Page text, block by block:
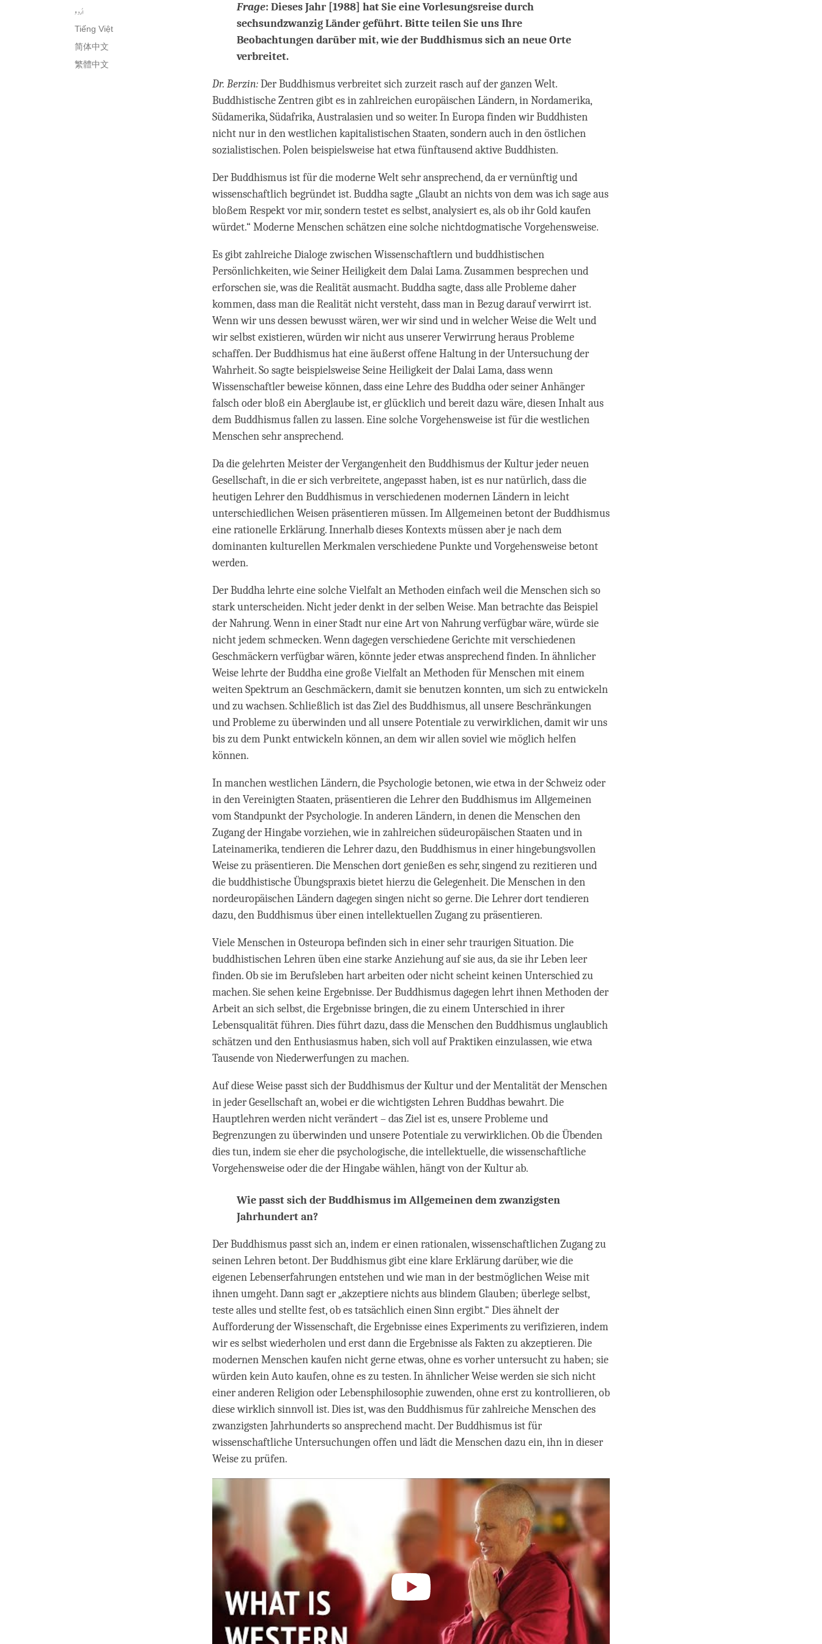
اُردو
Tiếng Việt
简体中文
繁體中文
Frage: Dieses Jahr [1988] hat Sie eine Vorlesungsreise durch
sechsundzwanzig Länder geführt. Bitte teilen Sie uns Ihre
Beobachtungen darüber mit, wie der Buddhismus sich an neue Orte
verbreitet.
Dr. Berzin:Der Buddhismus verbreitet sich zurzeit rasch auf der ganzen Welt.
Buddhistische Zentren gibt es in zahlreichen europäischen Ländern, in Nordamerika,
Südamerika, Südafrika, Australasien und so weiter. In Europa finden wir Buddhisten
nicht nur in den westlichen kapitalistischen Staaten, sondern auch in den östlichen
sozialistischen. Polen beispielsweise hat etwa fünftausend aktive Buddhisten.
Der Buddhismus ist für die moderne Welt sehr ansprechend, da er vernünftig und
wissenschaftlich begründet ist. Buddha sagte „Glaubt an nichts von dem was ich sage aus
bloßem Respekt vor mir, sondern testet es selbst, analysiert es, als ob ihr Gold kaufen
würdet.“ Moderne Menschen schätzen eine solche nichtdogmatische Vorgehensweise.
Es gibt zahlreiche Dialoge zwischen Wissenschaftlern und buddhistischen
Persönlichkeiten, wie Seiner Heiligkeit dem Dalai Lama. Zusammen besprechen und
erforschen sie, was die Realität ausmacht. Buddha sagte, dass alle Probleme daher
kommen, dass man die Realität nicht versteht, dass man in Bezug darauf verwirrt ist.
Wenn wir uns dessen bewusst wären, wer wir sind und in welcher Weise die Welt und
wir selbst existieren, würden wir nicht aus unserer Verwirrung heraus Probleme
schaffen. Der Buddhismus hat eine äußerst offene Haltung in der Untersuchung der
Wahrheit. So sagte beispielsweise Seine Heiligkeit der Dalai Lama, dass wenn
Wissenschaftler beweise können, dass eine Lehre des Buddha oder seiner Anhänger
falsch oder bloß ein Aberglaube ist, er glücklich und bereit dazu wäre, diesen Inhalt aus
dem Buddhismus fallen zu lassen. Eine solche Vorgehensweise ist für die westlichen
Menschen sehr ansprechend.
Da die gelehrten Meister der Vergangenheit den Buddhismus der Kultur jeder neuen
Gesellschaft, in die er sich verbreitete, angepasst haben, ist es nur natürlich, dass die
heutigen Lehrer den Buddhismus in verschiedenen modernen Ländern in leicht
unterschiedlichen Weisen präsentieren müssen. Im Allgemeinen betont der Buddhismus
eine rationelle Erklärung. Innerhalb dieses Kontexts müssen aber je nach dem
dominanten kulturellen Merkmalen verschiedene Punkte und Vorgehensweise betont
werden.
Der Buddha lehrte eine solche Vielfalt an Methoden einfach weil die Menschen sich so
stark unterscheiden. Nicht jeder denkt in der selben Weise. Man betrachte das Beispiel
der Nahrung. Wenn in einer Stadt nur eine Art von Nahrung verfügbar wäre, würde sie
nicht jedem schmecken. Wenn dagegen verschiedene Gerichte mit verschiedenen
Geschmäckern verfügbar wären, könnte jeder etwas ansprechend finden. In ähnlicher
Weise lehrte der Buddha eine große Vielfalt an Methoden für Menschen mit einem
weiten Spektrum an Geschmäckern, damit sie benutzen konnten, um sich zu entwickeln
und zu wachsen. Schließlich ist das Ziel des Buddhismus, all unsere Beschränkungen
und Probleme zu überwinden und all unsere Potentiale zu verwirklichen, damit wir uns
bis zu dem Punkt entwickeln können, an dem wir allen soviel wie möglich helfen
können.
In manchen westlichen Ländern, die Psychologie betonen, wie etwa in der Schweiz oder
in den Vereinigten Staaten, präsentieren die Lehrer den Buddhismus im Allgemeinen
vom Standpunkt der Psychologie. In anderen Ländern, in denen die Menschen den
Zugang der Hingabe vorziehen, wie in zahlreichen südeuropäischen Staaten und in
Lateinamerika, tendieren die Lehrer dazu, den Buddhismus in einer hingebungsvollen
Weise zu präsentieren. Die Menschen dort genießen es sehr, singend zu rezitieren und
die buddhistische Übungspraxis bietet hierzu die Gelegenheit. Die Menschen in den
nordeuropäischen Ländern dagegen singen nicht so gerne. Die Lehrer dort tendieren
dazu, den Buddhismus über einen intellektuellen Zugang zu präsentieren.
Viele Menschen in Osteuropa befinden sich in einer sehr traurigen Situation. Die
buddhistischen Lehren üben eine starke Anziehung auf sie aus, da sie ihr Leben leer
finden. Ob sie im Berufsleben hart arbeiten oder nicht scheint keinen Unterschied zu
machen. Sie sehen keine Ergebnisse. Der Buddhismus dagegen lehrt ihnen Methoden der
Arbeit an sich selbst, die Ergebnisse bringen, die zu einem Unterschied in ihrer
Lebensqualität führen. Dies führt dazu, dass die Menschen den Buddhismus unglaublich
schätzen und den Enthusiasmus haben, sich voll auf Praktiken einzulassen, wie etwa
Tausende von Niederwerfungen zu machen.
Auf diese Weise passt sich der Buddhismus der Kultur und der Mentalität der Menschen
in jeder Gesellschaft an, wobei er die wichtigsten Lehren Buddhas bewahrt. Die
Hauptlehren werden nicht verändert – das Ziel ist es, unsere Probleme und
Begrenzungen zu überwinden und unsere Potentiale zu verwirklichen. Ob die Übenden
dies tun, indem sie eher die psychologische, die intellektuelle, die wissenschaftliche
Vorgehensweise oder die der Hingabe wählen, hängt von der Kultur ab.
Wie passt sich der Buddhismus im Allgemeinen dem zwanzigsten
Jahrhundert an?
Der Buddhismus passt sich an, indem er einen rationalen, wissenschaftlichen Zugang zu
seinen Lehren betont. Der Buddhismus gibt eine klare Erklärung darüber, wie die
eigenen Lebenserfahrungen entstehen und wie man in der bestmöglichen Weise mit
ihnen umgeht. Dann sagt er „akzeptiere nichts aus blindem Glauben; überlege selbst,
teste alles und stellte fest, ob es tatsächlich einen Sinn ergibt.“ Dies ähnelt der
Aufforderung der Wissenschaft, die Ergebnisse eines Experiments zu verifizieren, indem
wir es selbst wiederholen und erst dann die Ergebnisse als Fakten zu akzeptieren. Die
modernen Menschen kaufen nicht gerne etwas, ohne es vorher untersucht zu haben; sie
würden kein Auto kaufen, ohne es zu testen. In ähnlicher Weise werden sie sich nicht
einer anderen Religion oder Lebensphilosophie zuwenden, ohne erst zu kontrollieren, ob
diese wirklich sinnvoll ist. Dies ist, was den Buddhismus für zahlreiche Menschen des
zwanzigsten Jahrhunderts so ansprechend macht. Der Buddhismus ist für
wissenschaftliche Untersuchungen offen und lädt die Menschen dazu ein, ihn in dieser
Weise zu prüfen.